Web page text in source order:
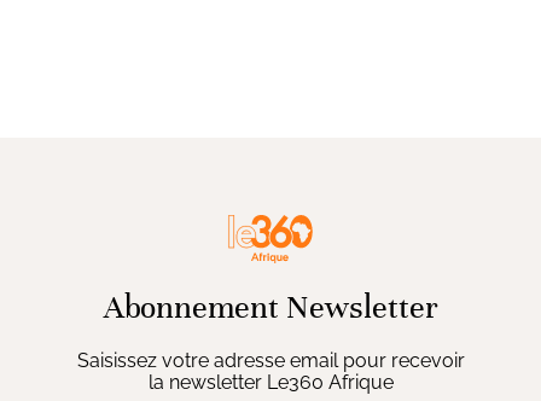
Abonnement Newsletter
Saisissez votre adresse email pour recevoir
la newsletter Le360 Afrique